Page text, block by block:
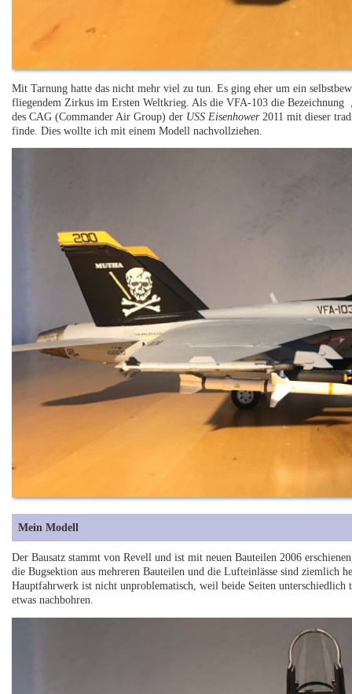
Mit Tarnung hatte das nicht mehr viel zu tun. Es ging eher um ein
fliegendem Zirkus im Ersten Weltkrieg. Als die VFA-103 die Bezeichnung
des CAG (Commander Air Group) der USS Eisenhower2011 mit dieser
finde. Dies wollte ich mit einem Modell nachvollziehen.
Mein Modell
Der Bausatz stammt von Revell und ist mit neuen Bauteilen 2006
die Bugsektion aus mehreren Bauteilen und die Lufteinlässe sind ziemlich
Hauptfahrwerk ist nicht unproblematisch, weil beide Seiten
etwas nachbohren.